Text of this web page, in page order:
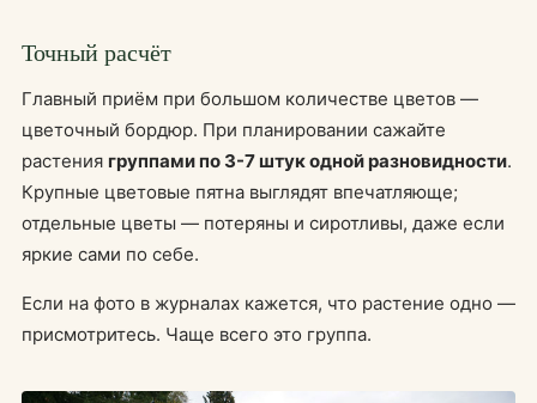
Точный расчёт
Главный приём при большом количестве цветов —
цветочный бордюр. При планировании сажайте
растения группами по 3-7 штук одной разновидности.
Крупные цветовые пятна выглядят впечатляюще;
отдельные цветы — потеряны и сиротливы, даже если
яркие сами по себе.
Если на фото в журналах кажется, что растение одно —
присмотритесь. Чаще всего это группа.